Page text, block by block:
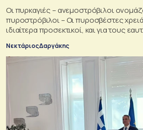
Οι πυρκαγιές – ανεμοστρόβιλοι
πυροστρόβιλοι – Οι πυροσβέστες
ιδιαίτερα προσεκτικοί, και για τους
Νεκτάριος Δαργάκης